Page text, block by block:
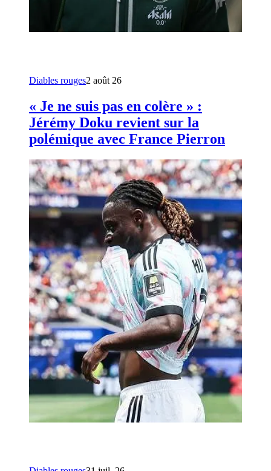
Diables rouges2 août 26
« Je ne suis pas en colère » :
Jérémy Doku revient sur la
polémique avec France Pierron